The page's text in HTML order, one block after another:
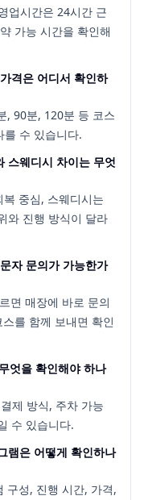
업시간은 24시간 근
가능 시간을 확인해
격은 어디서 확인하
, 90분, 120분 등 코스
를 수 있습니다.
스웨디시 차이는 무엇
중심, 스웨디시는
와 진행 방식이 달라
자 문의가 가능한가
면 매장에 바로 문의
를 함께 보내면 확인
엇을 확인해야 하나
제 방식, 주차 가능
수 있습니다.
램은 어떻게 확인하나
구성, 진행 시간, 가격,